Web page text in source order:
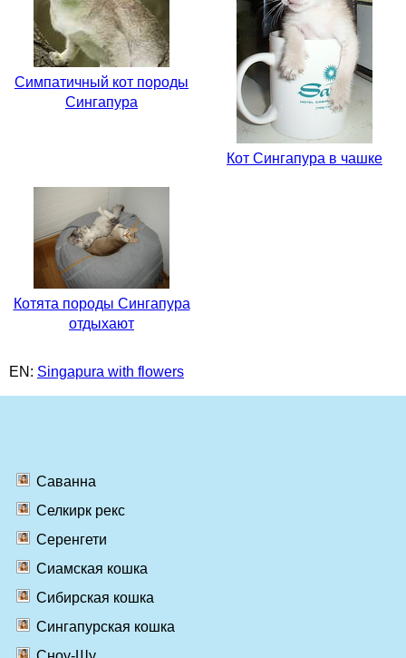
Симпатичный кот породы
Сингапура
Кот Сингапура в чашке
Котята породы Сингапура
отдыхают
EN: Singapura with flowers
Саванна
Селкирк рекс
Серенгети
Сиамская кошка
Сибирская кошка
Сингапурская кошка